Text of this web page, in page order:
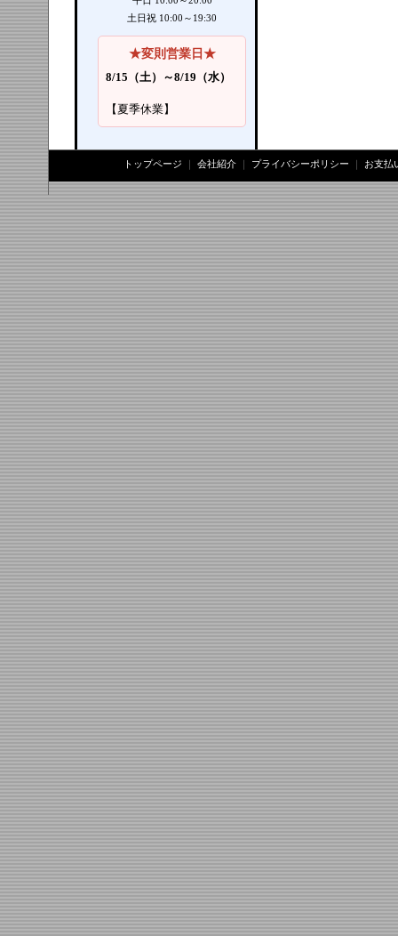
土日祝 10:00～19:30
★変則営業日★
8/15（土）～8/19（水）
【夏季休業】
トップページ 会社紹介 プライバシーポリシー お支払